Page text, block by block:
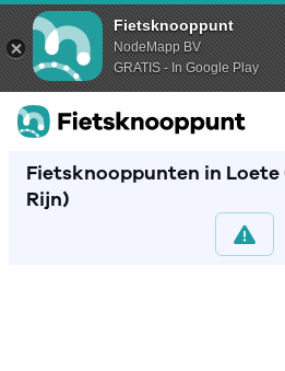
Fietsknooppunt
NodeMapp BV
GRATIS - In Google Play
Fietsknooppunten in Loete
Rijn)